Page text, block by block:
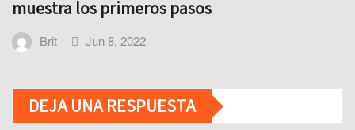
muestra los primeros pasos
Brit Jun 8, 2022
DEJA UNA RESPUESTA